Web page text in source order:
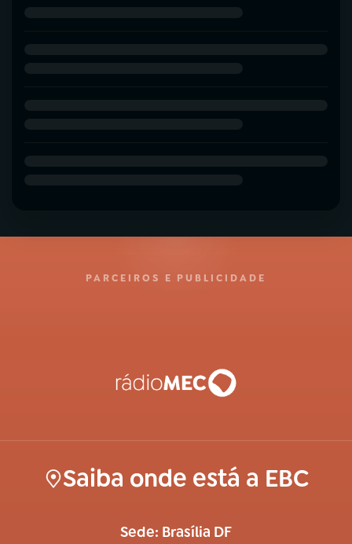
PARCEIROS E PUBLICIDADE
Saiba onde está a EBC
Sede: Brasília DF